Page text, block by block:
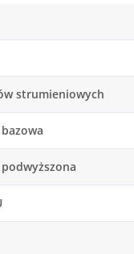
strumieniowych